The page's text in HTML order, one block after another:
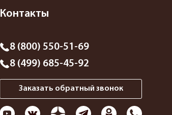
Контакты
8 (800) 550-51-69
8 (499) 685-45-92
Заказать обратный звонок